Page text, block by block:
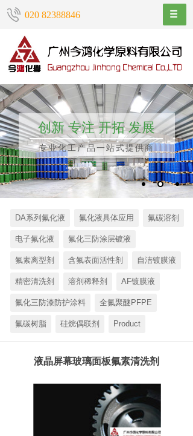
020 82388846
创新 专注 开拓 发展
专业化工产品一站式提供商
DA系列氟化液 氟化液具体应用 氟碳溶剂
电子氟化液 氟化三防涂层镀液
氟素离型剂 含氟表面活性剂 自洁镀膜液
精密清洗剂 溶剂稀释剂 AF镀膜液
氟化三防漆防护涂料 全氟聚醚PFPE
氟碳树脂 硅烷偶联剂 Product
液晶屏幕玻璃面板氟素清洗剂